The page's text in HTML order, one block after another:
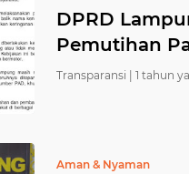
DPRD
Pemutihan
Transparansi | 1 tahun
Aman & Nyaman